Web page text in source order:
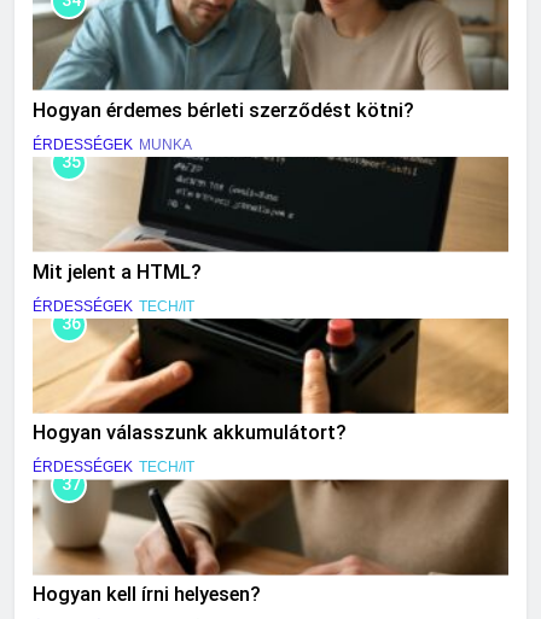
Hogyan érdemes bérleti szerződést kötni?
ÉRDESSÉGEK MUNKA
35
Mit jelent a HTML?
ÉRDESSÉGEK TECH/IT
36
Hogyan válasszunk akkumulátort?
ÉRDESSÉGEK TECH/IT
37
Hogyan kell írni helyesen?